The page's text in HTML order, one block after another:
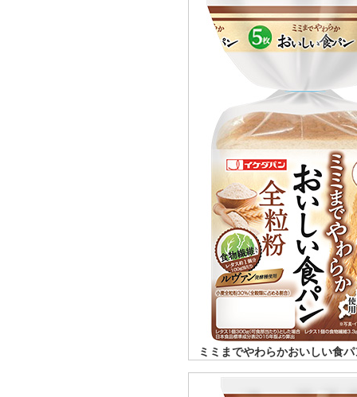
ミミまでやわらかおいしい食